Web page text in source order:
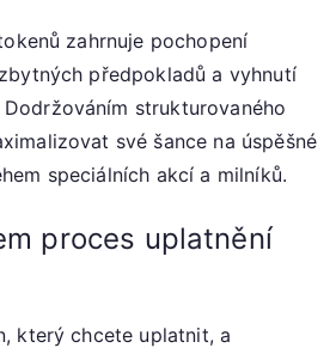
zahrnuje pochopení
předpokladů a vyhnutí
strukturovaného
své šance na úspěšné
speciálních akcí a milníků.
proces uplatnění
který chcete uplatnit, a